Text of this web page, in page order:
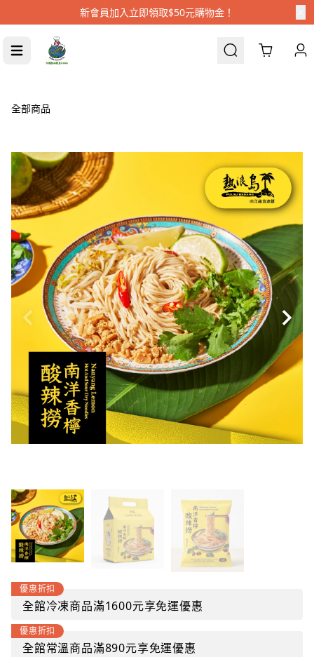
新會員加入立即領取$50元購物金！
Cart
全部商品
優惠折扣
全館冷凍商品滿1600元享免運優惠
優惠折扣
全館常溫商品滿890元享免運優惠